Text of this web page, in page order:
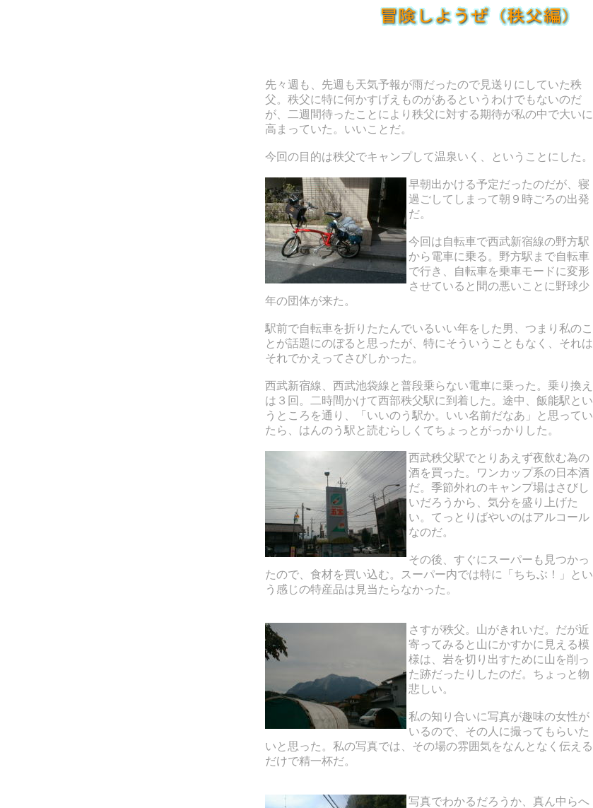
先々週も、先週も天気予報が雨だったので見送りにしていた秩
父。秩父に特に何かすげえものがあるというわけでもないのだ
が、二週間待ったことにより秩父に対する期待が私の中で大いに
高まっていた。いいことだ。
今回の目的は秩父でキャンプして温泉いく、ということにした。
早朝出かける予定だったのだが、寝
過ごしてしまって朝９時ごろの出発
だ。
今回は自転車で西武新宿線の野方駅
から電車に乗る。野方駅まで自転車
で行き、自転車を乗車モードに変形
させていると間の悪いことに野球少
年の団体が来た。
駅前で自転車を折りたたんでいるいい年をした男、つまり私のこ
とが話題にのぼると思ったが、特にそういうこともなく、それは
それでかえってさびしかった。
西武新宿線、西武池袋線と普段乗らない電車に乗った。乗り換え
は３回。二時間かけて西部秩父駅に到着した。途中、飯能駅とい
うところを通り、「いいのう駅か。いい名前だなあ」と思ってい
たら、はんのう駅と読むらしくてちょっとがっかりした。
西武秩父駅でとりあえず夜飲む為の
酒を買った。ワンカップ系の日本酒
だ。季節外れのキャンプ場はさびし
いだろうから、気分を盛り上げた
い。てっとりばやいのはアルコール
なのだ。
その後、すぐにスーパーも見つかっ
たので、食材を買い込む。スーパー内では特に「ちちぶ！」とい
う感じの特産品は見当たらなかった。
さすが秩父。山がきれいだ。だが近
寄ってみると山にかすかに見える模
様は、岩を切り出すために山を削っ
た跡だったりしたのだ。ちょっと物
悲しい。
私の知り合いに写真が趣味の女性が
いるので、その人に撮ってもらいた
いと思った。私の写真では、その場の雰囲気をなんとなく伝える
だけで精一杯だ。
写真でわかるだろうか、真ん中らへ